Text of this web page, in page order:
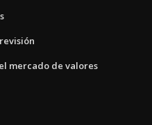
mercado de valores